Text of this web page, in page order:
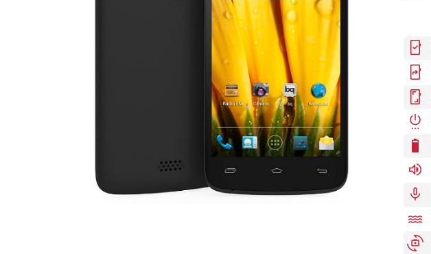
mobile_friendly
mobile_screen_share
screenshot
settings_power
battery_6_bar
volume_up
mic
water
cameraswitch